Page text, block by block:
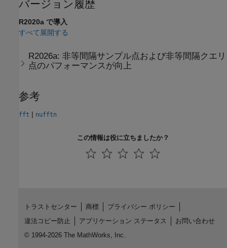
バージョン履歴
R2020a で導入
すべて展開する
R2026a:非等間隔サンプル点および非等間隔クエリ
点のパフォーマンスが向上
参考
fft | nufftn
この情報は役に立ちましたか？
トラストセンター 商標
プライバシー ポリシー
違法コピー防止
アプリケーション ステータス
お問い合わせ
© 1994-2026 The MathWorks, Inc.